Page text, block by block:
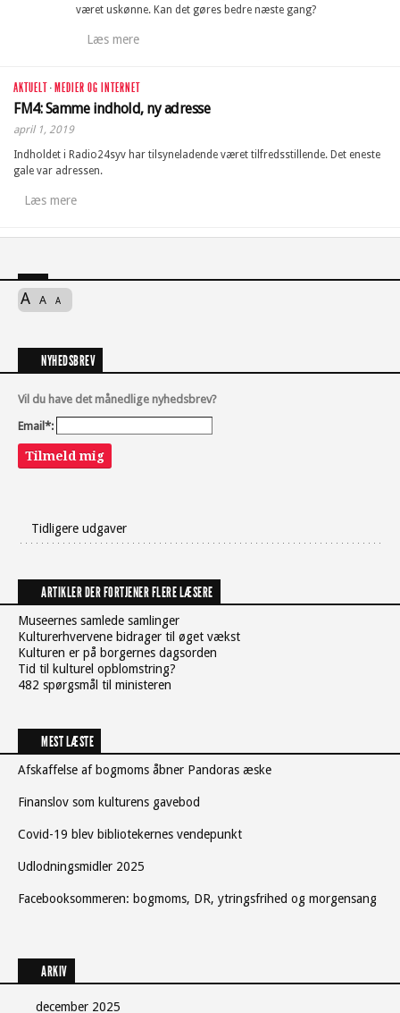
været uskønne. Kan det gøres bedre næste gang?
Læs mere
AKTUELT· MEDIER OG INTERNET
FM4: Samme indhold, ny adresse
april 1, 2019
Indholdet i Radio24syv har tilsyneladende været tilfredsstillende. Det eneste
gale var adressen.
Læs mere
A A A
NYHEDSBREV
Vil du have det månedlige nyhedsbrev?
Email*:
Tilmeld mig
Tidligere udgaver
ARTIKLER DER FORTJENER FLERE LÆSERE
Museernes samlede samlinger
Kulturerhvervene bidrager til øget vækst
Kulturen er på borgernes dagsorden
Tid til kulturel opblomstring?
482 spørgsmål til ministeren
MEST LÆSTE
Afskaffelse af bogmoms åbner Pandoras æske
Finanslov som kulturens gavebod
Covid-19 blev bibliotekernes vendepunkt
Udlodningsmidler 2025
Facebooksommeren: bogmoms, DR, ytringsfrihed og morgensang
ARKIV
december 2025